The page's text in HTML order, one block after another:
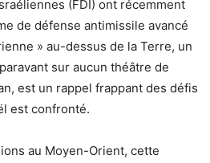
(FDI) ont récemment
de défense antimissile avancé
» au-dessus de la Terre, un
sur aucun théâtre de
est un rappel frappant des défis
est confronté.
au Moyen-Orient, cette